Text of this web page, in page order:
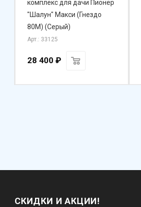
комплекс для дачи Пионер
"Шалун" Макси (Гнездо
80М) (Серый)
Арт.: 33125
28 400 ₽
СКИДКИ И АКЦИИ!